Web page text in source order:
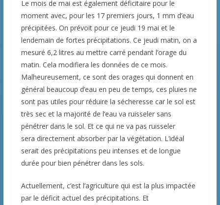
Le mois de mai est également déficitaire pour le
moment avec, pour les 17 premiers jours, 1 mm d’eau
précipitées. On prévoit pour ce jeudi 19 mai et le
lendemain de fortes précipitations. Ce jeudi matin, on a
mesuré 6,2 litres au mettre carré pendant l’orage du
matin. Cela modifiera les données de ce mois.
Malheureusement, ce sont des orages qui donnent en
général beaucoup d’eau en peu de temps, ces pluies ne
sont pas utiles pour réduire la sécheresse car le sol est
très sec et la majorité de l’eau va ruisseler sans
pénétrer dans le sol. Et ce qui ne va pas ruisseler
sera directement absorber par la végétation. L’idéal
serait des précipitations peu intenses et de longue
durée pour bien pénétrer dans les sols.
Actuellement, c’est l’agriculture qui est la plus impactée
par le déficit actuel des précipitations. Et